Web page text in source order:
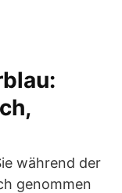
während der
genommen